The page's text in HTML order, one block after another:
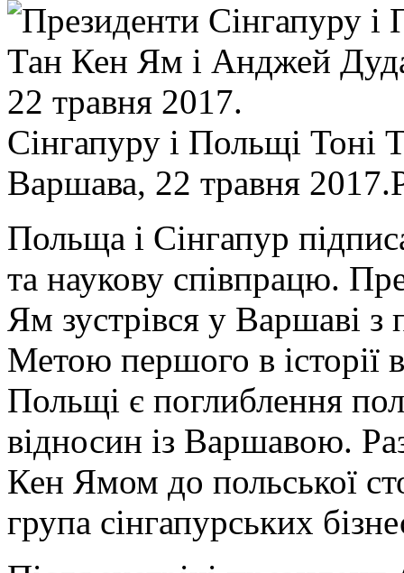
Сінгапуру і Польщі
Варшава, 22 травня 2017.
Польща і Сінгапур
та наукову співпрацю.
Ям зустрівся у Варшаві
Метою першого в історії
Польщі є поглиблення
відносин із Варшавою.
Кен Ямом до польської
група сінгапурських